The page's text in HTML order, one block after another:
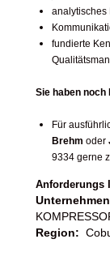
analytisches
fundierte
Sie haben noch
Für
Brehm oder
9334 gerne
Anforderungs
Region: